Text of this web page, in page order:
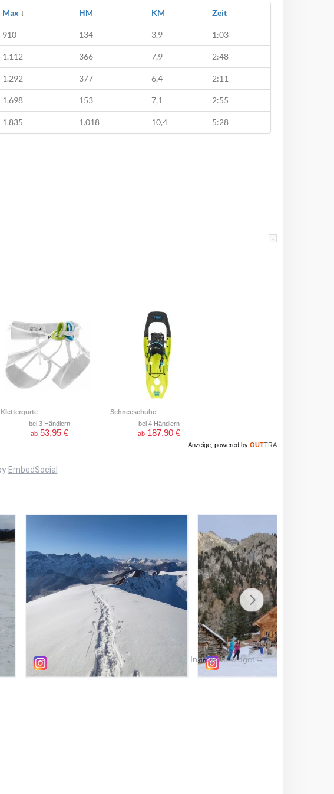
Max ↓ HM KM Zeit
910 134 3,9 1:03
1.112 366 7,9 2:48
1.292 377 6,4 2:11
1.698 153 7,1 2:55
1.835 1.018 10,4 5:28
i
Klettergurte
bei 3 Händlern
ab 53,95 €
Schneeschuhe
bei 4 Händlern
ab 187,90 €
Anzeige, powered by OUTTRA
Instagram widget →